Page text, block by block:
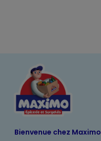
Bienvenue chez Maximo